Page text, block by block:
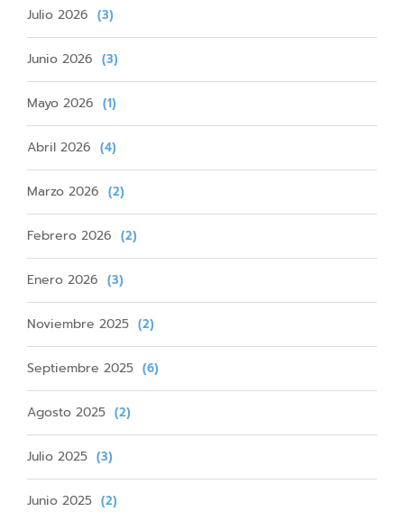
Julio 2026 (3)
Junio 2026 (3)
Mayo 2026 (1)
Abril 2026 (4)
Marzo 2026 (2)
Febrero 2026 (2)
Enero 2026 (3)
Noviembre 2025 (2)
Septiembre 2025 (6)
Agosto 2025 (2)
Julio 2025 (3)
Junio 2025 (2)